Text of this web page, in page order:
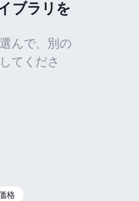
ブラリを
んで、別の
てくださ
格